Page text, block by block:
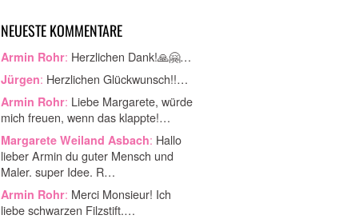
NEUESTE KOMMENTARE
Armin Rohr: Herzlichen Dank!🙏🤗…
Jürgen: Herzlichen Glückwunsch!!…
Armin Rohr: Liebe Margarete, würde
mich freuen, wenn das klappte!…
Margarete Weiland Asbach: Hallo
lieber Armin du guter Mensch und
Maler. super Idee. R…
Armin Rohr: Merci Monsieur! Ich
liebe schwarzen Filzstift.…